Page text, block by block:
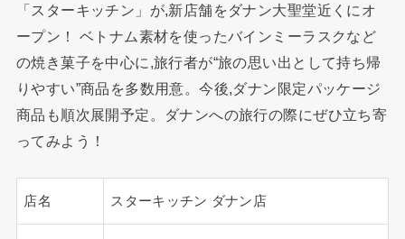
「スターキッチン」が,新店舗をダナン大聖堂近くにオ
ープン！ ベトナム素材を使ったバインミーラスクなど
の焼き菓子を中心に,旅行者が“旅の思い出として持ち帰
りやすい”商品を多数用意。今後,ダナン限定パッケージ
商品も順次展開予定。ダナンへの旅行の際にぜひ立ち寄
ってみよう！
店名 スターキッチン ダナン店